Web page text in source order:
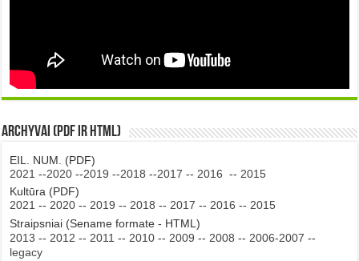
Archyvai (PDF ir HTML)
EIL. NUM. (PDF)
2021 --2020 --2019 --2018 --2017 --2016 --2015
Kultūra (PDF)
2021 --2020 --2019 --2018 --2017 --2016 --2015
Straipsniai (Sename formate - HTML)
2013 --2012 --2011 --2010 --2009 --2008 --2006-2007 --
legacy